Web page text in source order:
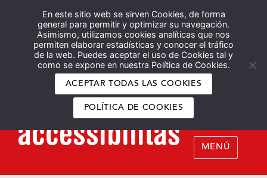
En este sitio web se sirven Cookies, de forma
general para permitir y optimizar su navegación.
Asimismo, utilizamos cookies analíticas que nos
permiten elaborar estadísticas y conocer el tráfico
de la web. Puedes aceptar el uso de Cookies tal y
como se expone en nuestra Política de Cookies.
ACEPTAR TODAS LAS COOKIES
POLÍTICA DE COOKIES
Español English
MENÚ